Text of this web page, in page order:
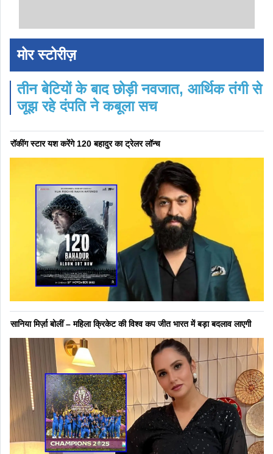
मोर स्टोरीज़
तीन बेटियों के बाद छोड़ी नवजात, आर्थिक तंगी से
जूझ रहे दंपति ने कबूला सच
रॉकींग स्टार यश करेंगे 120 बहादुर का ट्रेलर लॉन्च
सानिया मिर्ज़ा बोलीं – महिला क्रिकेट की विश्व कप जीत भारत में बड़ा बदलाव लाएगी